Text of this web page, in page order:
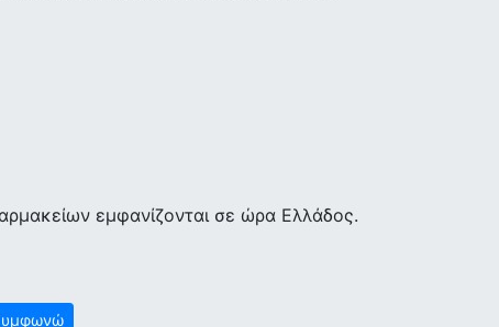
εμφανίζονται σε ώρα Ελλάδος.